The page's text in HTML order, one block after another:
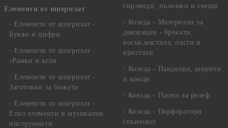
Елементи от шперплат
Елементи от шперплат -
Букви и цифри
Елементи от шперплат
-Рамки и ъгли
Елементи от шперплат -
Заготовки за бижута
Елементи от шперплат -
Етно елементи и музикални
инструменти
гирлянди, пълнежи и свещи
Коледа - Материали за
декорация - брокати,
восък,мастила, пасти и
кристали
Коледа - Панделки, ширити
и конци
Коелда - Папки за релеф
Коледа - Перфоратори
(пънчове)